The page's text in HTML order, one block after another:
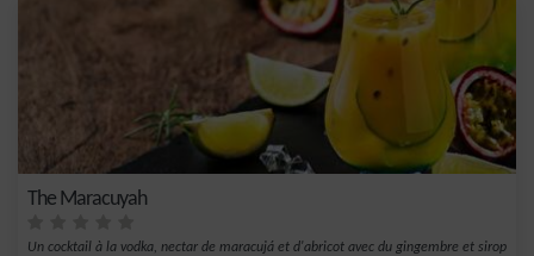
The Maracuyah
Un cocktail à la vodka, nectar de maracujá et d'abricot avec du gingembre et sirop